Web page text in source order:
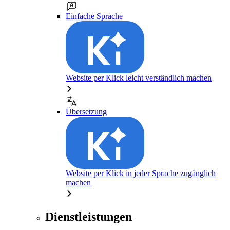
Einfache Sprache
Website per Klick leicht verständlich machen
Übersetzung
Website per Klick in jeder Sprache zugänglich
machen
Dienstleistungen